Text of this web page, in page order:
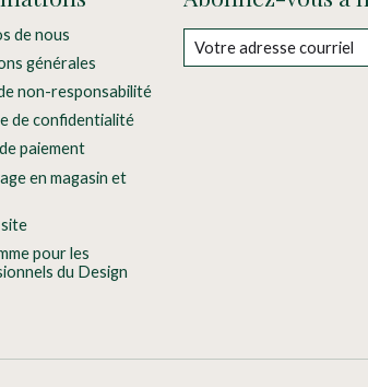
de nous
générales
non-responsabilité
de confidentialité
paiement
en magasin et
pour les
du Design